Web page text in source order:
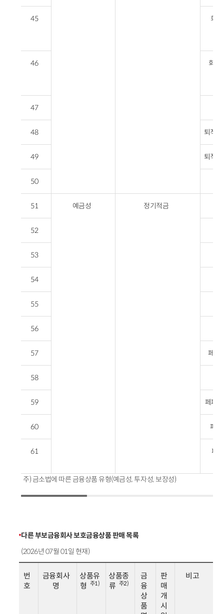
45 회
46 회전
47
48 퇴직
49 퇴직
50
51 예금성 정기적금
52
53
54
55
56
57 페퍼
58
59 페퍼
60 페
61 페
주) 금소법에 따른 금융상품 유형(예금성, 투자성, 보장성)
다른 부보금융회사 보호금융상품 판매 목록
(2026년 07월 01일 현재)
번
호
금융회사
명
상품유
형 주1)
상품종
류 주2)
금
융
상
품
판
매
개
시
비고